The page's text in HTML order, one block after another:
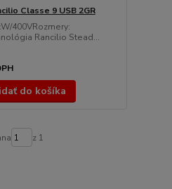
Classe 9 USB 2GR
400VRozmery:
Rancilio Stead...
do košíka
z 1